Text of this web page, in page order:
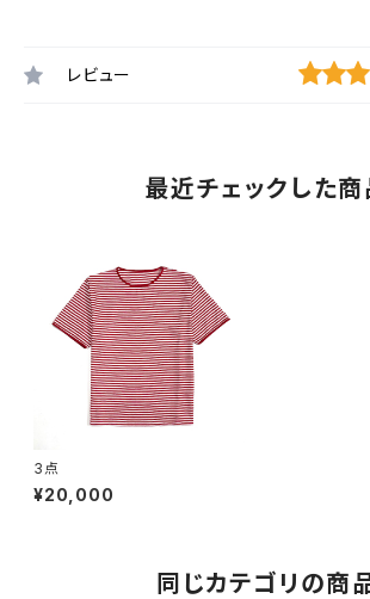
レビュー
最近チェックした商
3点
¥20,000
同じカテゴリの商